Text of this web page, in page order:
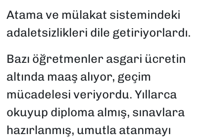
Atama ve mülakat sistemindeki
adaletsizlikleri dile getiriyorlardı.
Bazı öğretmenler asgari ücretin
altında maaş alıyor, geçim
mücadelesi veriyordu. Yıllarca
okuyup diploma almış, sınavlara
hazırlanmış, umutla atanmayı